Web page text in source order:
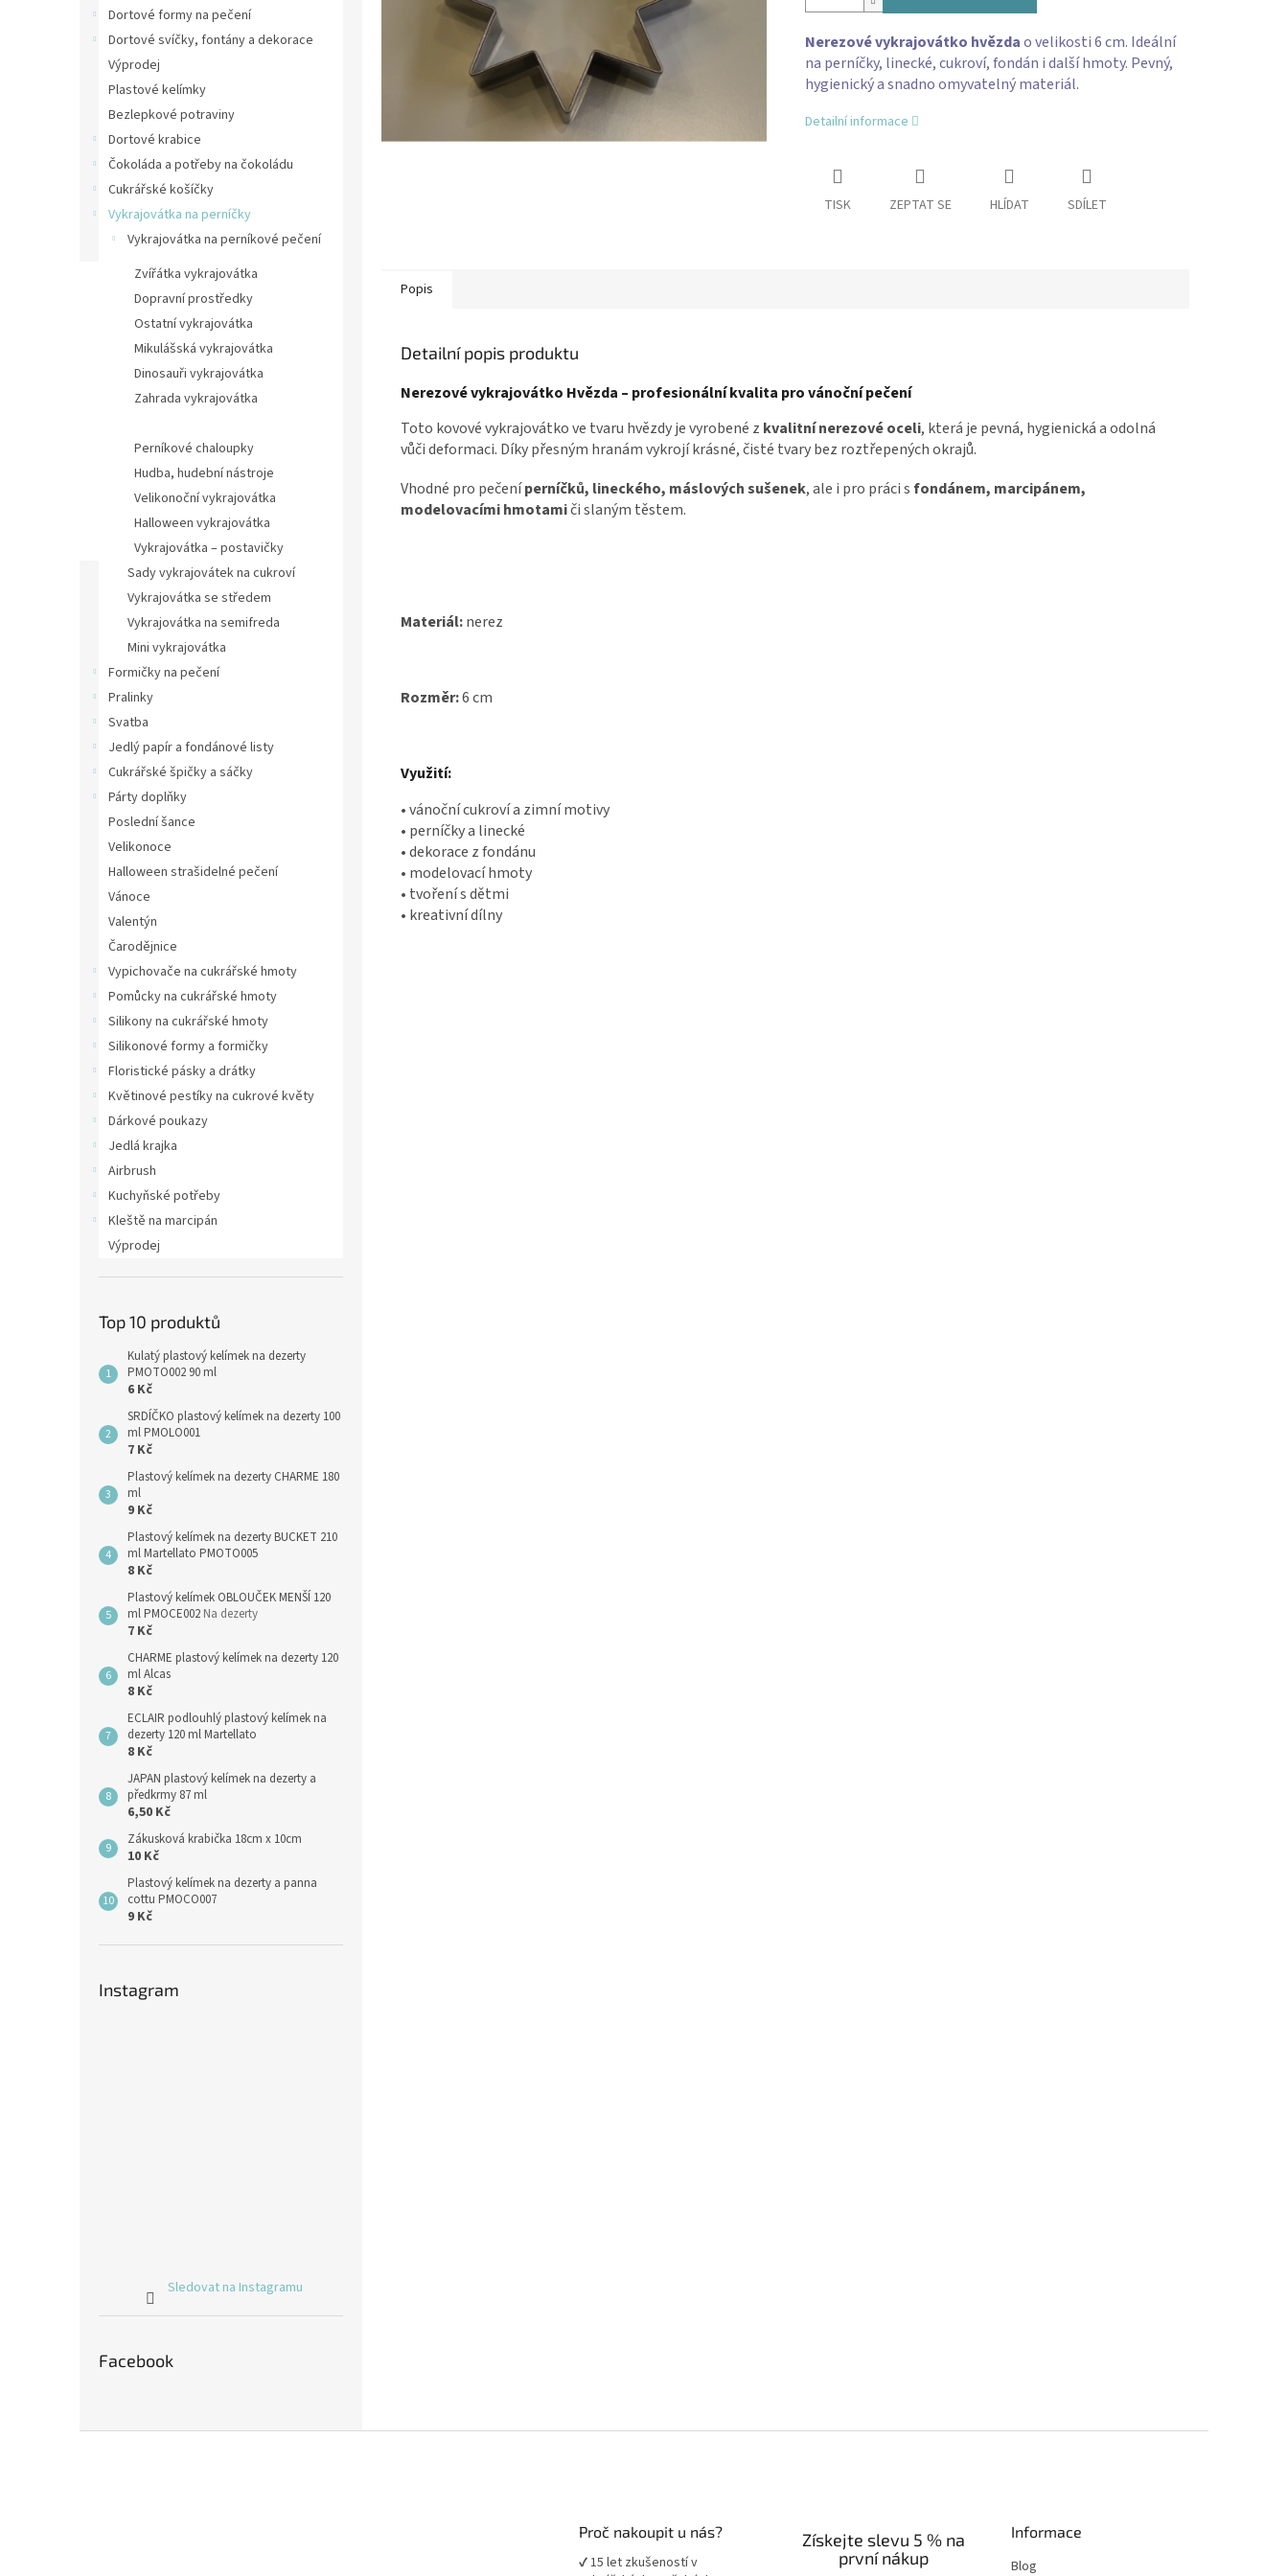
Dortové formy na pečení
Dortové svíčky, fontány a dekorace
Výprodej
Plastové kelímky
Bezlepkové potraviny
Dortové krabice
Čokoláda a potřeby na čokoládu
Cukrářské košíčky
Vykrajovátka na perníčky
Vykrajovátka na perníkové pečení
Zvířátka vykrajovátka
Dopravní prostředky
Ostatní vykrajovátka
Mikulášská vykrajovátka
Dinosauři vykrajovátka
Zahrada vykrajovátka
Perníkové chaloupky
Hudba, hudební nástroje
Velikonoční vykrajovátka
Halloween vykrajovátka
Vykrajovátka – postavičky
Sady vykrajovátek na cukroví
Vykrajovátka se středem
Vykrajovátka na semifreda
Mini vykrajovátka
Formičky na pečení
Pralinky
Svatba
Jedlý papír a fondánové listy
Cukrářské špičky a sáčky
Párty doplňky
Poslední šance
Velikonoce
Halloween strašidelné pečení
Vánoce
Valentýn
Čarodějnice
Vypichovače na cukrářské hmoty
Pomůcky na cukrářské hmoty
Silikony na cukrářské hmoty
Silikonové formy a formičky
Floristické pásky a drátky
Květinové pestíky na cukrové květy
Dárkové poukazy
Jedlá krajka
Airbrush
Kuchyňské potřeby
Kleště na marcipán
Výprodej
Top 10 produktů
Kulatý plastový kelímek na dezerty
PMOTO002 90 ml
6 Kč
SRDÍČKO plastový kelímek na dezerty 100
ml PMOLO001
7 Kč
Plastový kelímek na dezerty CHARME 180
ml
9 Kč
Plastový kelímek na dezerty BUCKET 210
ml Martellato PMOTO005
8 Kč
Plastový kelímek OBLOUČEK MENŠÍ 120
ml PMOCE002 Na dezerty
7 Kč
CHARME plastový kelímek na dezerty 120
ml Alcas
8 Kč
ECLAIR podlouhlý plastový kelímek na
dezerty 120 ml Martellato
8 Kč
JAPAN plastový kelímek na dezerty a
předkrmy 87 ml
6,50 Kč
Zákusková krabička 18cm x 10cm
10 Kč
Plastový kelímek na dezerty a panna
cottu PMOCO007
9 Kč
Instagram
Sledovat na Instagramu
Facebook
Nerezové vykrajovátko hvězdao velikosti 6 cm. Ideální
na perníčky, linecké, cukroví, fondán i další hmoty. Pevný,
hygienický a snadno omyvatelný materiál.
Detailní informace
TISK ZEPTAT SE HLÍDAT SDÍLET
Popis
Detailní popis produktu
Nerezové vykrajovátko Hvězda – profesionální kvalita pro vánoční pečení
Toto kovové vykrajovátko ve tvaru hvězdy je vyrobené z kvalitní nerezové oceli, která je pevná, hygienická a odolná
vůči deformaci. Díky přesným hranám vykrojí krásné, čisté tvary bez roztřepených okrajů.
Vhodné pro pečeníperníčků, lineckého, máslových sušenek, ale i pro práci sfondánem, marcipánem,
modelovacími hmotamiči slaným těstem.
Materiál:nerez
Rozměr:6 cm
Využití:
• vánoční cukroví a zimní motivy
• perníčky a linecké
• dekorace z fondánu
• modelovací hmoty
• tvoření s dětmi
• kreativní dílny
Proč nakoupit u nás?
✔ 15 let zkušeností v
Získejte slevu 5 % na
první nákup
Informace
Blog